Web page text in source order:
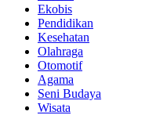
Ekobis
Pendidikan
Kesehatan
Olahraga
Otomotif
Agama
Seni Budaya
Wisata